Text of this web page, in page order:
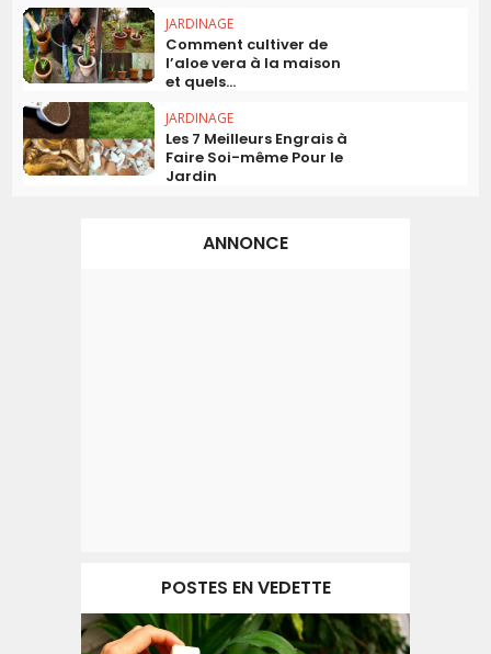
JARDINAGE
Comment cultiver de
l’aloe vera à la maison
et quels...
JARDINAGE
Les 7 Meilleurs Engrais à
Faire Soi-même Pour le
Jardin
ANNONCE
POSTES EN VEDETTE